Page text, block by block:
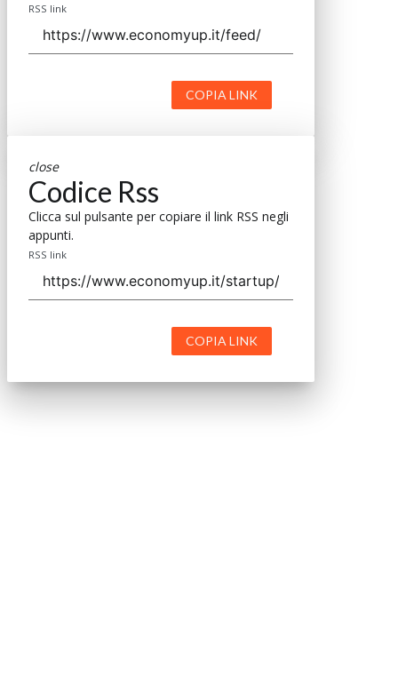
RSS link
COPIA LINK
close
Codice Rss
Clicca sul pulsante per copiare il link RSS negli
appunti.
RSS link
COPIA LINK